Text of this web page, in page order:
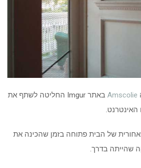
Amscolie
באתר Imgur החליטה לשתף את
של הבית פתוחה בזמן שהכינה את
שהייתה בדרך.